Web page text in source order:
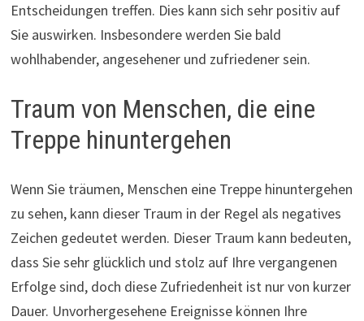
Entscheidungen treffen. Dies kann sich sehr positiv auf
Sie auswirken. Insbesondere werden Sie bald
wohlhabender, angesehener und zufriedener sein.
Traum von Menschen, die eine
Treppe hinuntergehen
Wenn Sie träumen, Menschen eine Treppe hinuntergehen
zu sehen, kann dieser Traum in der Regel als negatives
Zeichen gedeutet werden. Dieser Traum kann bedeuten,
dass Sie sehr glücklich und stolz auf Ihre vergangenen
Erfolge sind, doch diese Zufriedenheit ist nur von kurzer
Dauer. Unvorhergesehene Ereignisse können Ihre